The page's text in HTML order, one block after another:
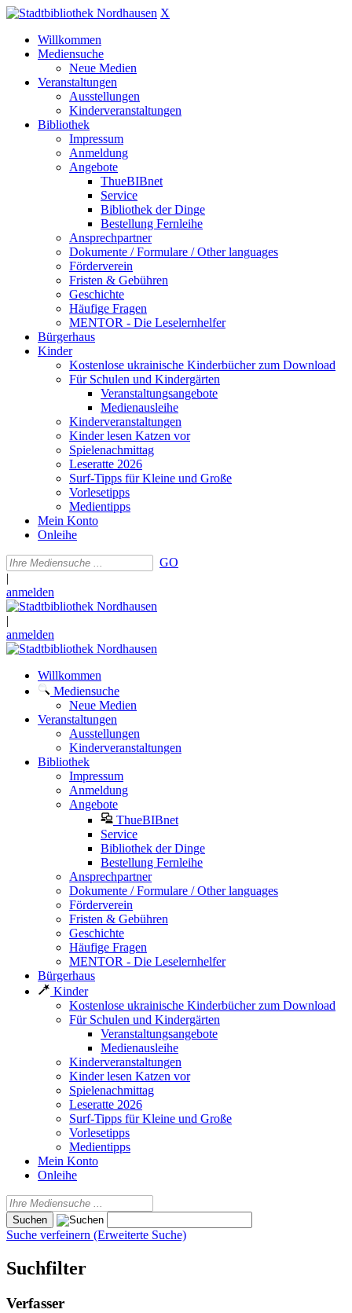
X
Willkommen
Mediensuche
Neue Medien
Veranstaltungen
Ausstellungen
Kinderveranstaltungen
Bibliothek
Impressum
Anmeldung
Angebote
ThueBIBnet
Service
Bibliothek der Dinge
Bestellung Fernleihe
Ansprechpartner
Dokumente / Formulare / Other languages
Förderverein
Fristen & Gebühren
Geschichte
Häufige Fragen
MENTOR - Die Leselernhelfer
Bürgerhaus
Kinder
Kostenlose ukrainische Kinderbücher zum Download
Für Schulen und Kindergärten
Veranstaltungsangebote
Medienausleihe
Kinderveranstaltungen
Kinder lesen Katzen vor
Spielenachmittag
Leseratte 2026
Surf-Tipps für Kleine und Große
Vorlesetipps
Medientipps
Mein Konto
Onleihe
GO
|
anmelden
|
anmelden
Willkommen
Mediensuche
Neue Medien
Veranstaltungen
Ausstellungen
Kinderveranstaltungen
Bibliothek
Impressum
Anmeldung
Angebote
ThueBIBnet
Service
Bibliothek der Dinge
Bestellung Fernleihe
Ansprechpartner
Dokumente / Formulare / Other languages
Förderverein
Fristen & Gebühren
Geschichte
Häufige Fragen
MENTOR - Die Leselernhelfer
Bürgerhaus
Kinder
Kostenlose ukrainische Kinderbücher zum Download
Für Schulen und Kindergärten
Veranstaltungsangebote
Medienausleihe
Kinderveranstaltungen
Kinder lesen Katzen vor
Spielenachmittag
Leseratte 2026
Surf-Tipps für Kleine und Große
Vorlesetipps
Medientipps
Mein Konto
Onleihe
Suche verfeinern (Erweiterte Suche)
Suchfilter
Verfasser